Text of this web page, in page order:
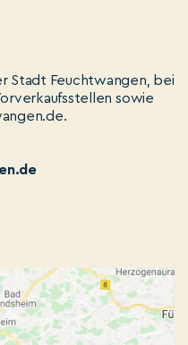
Stadt Feuchtwangen, bei
sowie